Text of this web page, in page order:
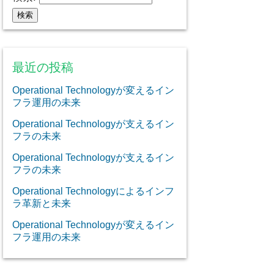
最近の投稿
Operational Technologyが変えるイン
フラ運用の未来
Operational Technologyが支えるイン
フラの未来
Operational Technologyが支えるイン
フラの未来
Operational Technologyによるインフ
ラ革新と未来
Operational Technologyが変えるイン
フラ運用の未来